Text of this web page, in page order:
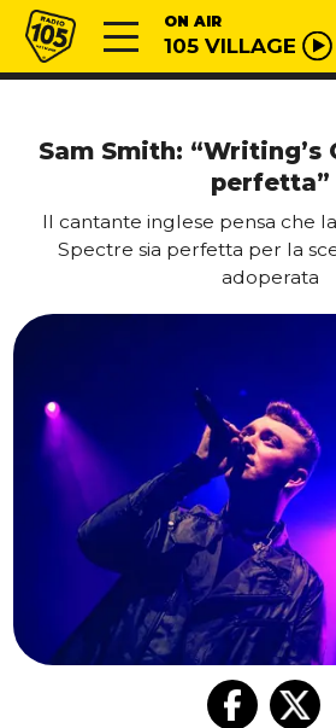
Vai al contenuto
Radio 105 ON AIR
105 VILLAGE
Sam Smith: “Writing’s
perfetta”
Il cantante inglese pensa che
Spectre sia perfetta per la
adoperata